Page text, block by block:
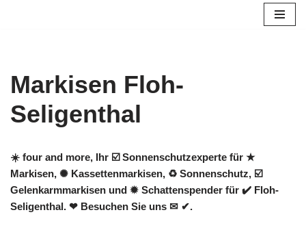
Markisen Floh-
Seligenthal
☀️ four and more, Ihr ☑️ Sonnenschutzexperte für ★
Markisen, ✺ Kassettenmarkisen, ♻ Sonnenschutz, ☑️
Gelenkarmmarkisen und ✹ Schattenspender für ✔️ Floh-
Seligenthal. ❤ Besuchen Sie uns ✉ ✔.